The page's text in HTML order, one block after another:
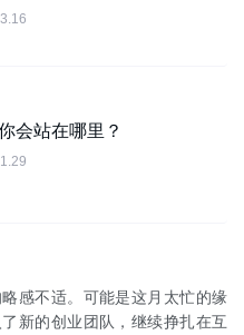
会站在哪里？
感不适。可能是这月太忙的缘
新的创业团队，继续挣扎在互